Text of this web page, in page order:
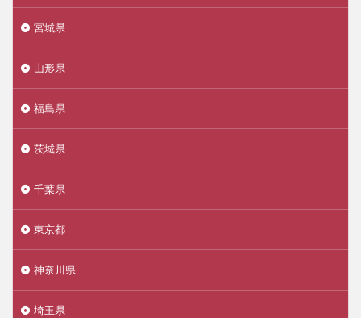
宮城県
山形県
福島県
茨城県
千葉県
東京都
神奈川県
埼玉県